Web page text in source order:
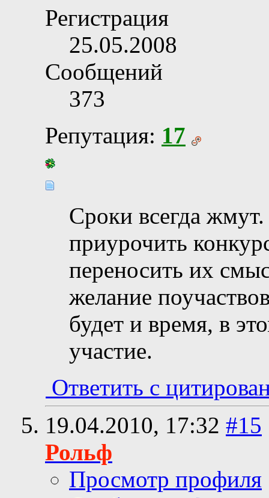
Регистрация
25.05.2008
Сообщений
373
Репутация: 17
Сроки всегда
приурочить
переносить их
желание
будет и время, в
участие.
Ответить с
19.04.2010, 17:32 #15
Рольф
Просмотр профиля